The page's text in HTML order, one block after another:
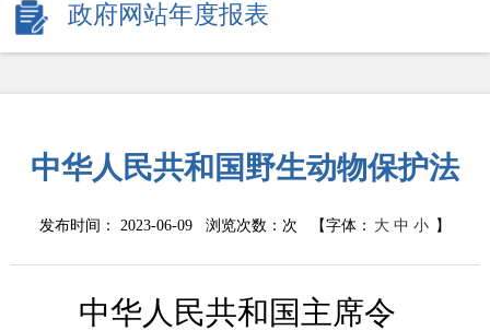
政府网站年度报表
中华人民共和国野生动物保护法
发布时间： 2023-06-09 浏览次数： 次 【字体： 大 中 小 】
中华人民共和国主席令